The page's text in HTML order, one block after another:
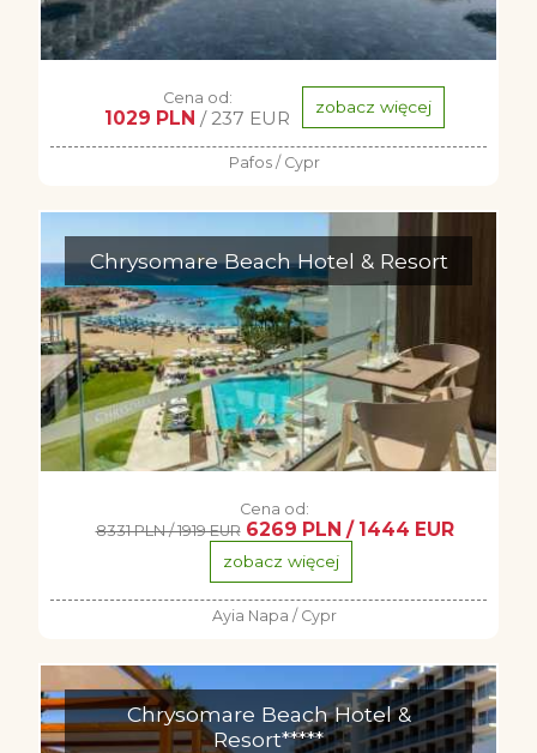
Cena od:
1029 PLN / 237 EUR zobacz więcej
Pafos / Cypr
Chrysomare Beach Hotel & Resort
Cena od:
8331 PLN / 1919 EUR 6269 PLN / 1444 EUR
zobacz więcej
Ayia Napa / Cypr
Chrysomare Beach Hotel &
Resort*****